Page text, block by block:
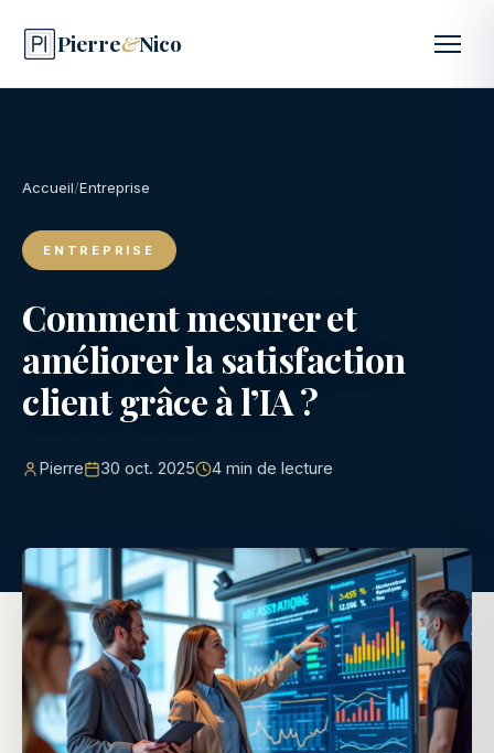
Pierre&Nico
Accueil/Entreprise
ENTREPRISE
Comment mesurer et
améliorer la satisfaction
client grâce à l’IA ?
Pierre 30 oct. 2025 4 min de lecture